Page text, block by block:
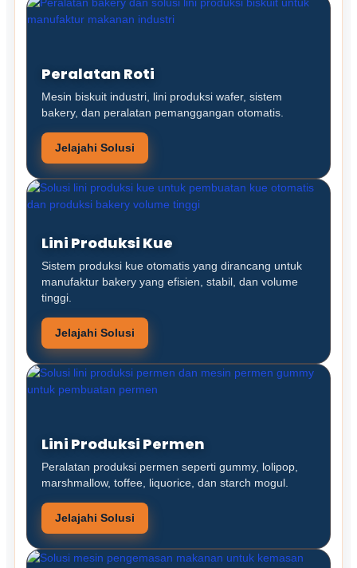
Peralatan Roti
Mesin biskuit industri, lini produksi wafer, sistem
bakery, dan peralatan pemanggangan otomatis.
Jelajahi Solusi
Lini Produksi Kue
Sistem produksi kue otomatis yang dirancang untuk
manufaktur bakery yang efisien, stabil, dan volume
tinggi.
Jelajahi Solusi
Lini Produksi Permen
Peralatan produksi permen seperti gummy, lolipop,
marshmallow, toffee, liquorice, dan starch mogul.
Jelajahi Solusi